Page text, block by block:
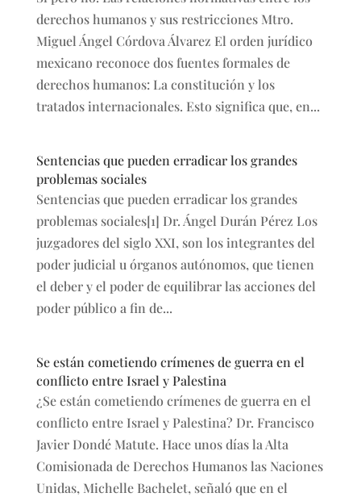
derechos humanos y sus restricciones Mtro.
Miguel Ángel Córdova Álvarez El orden jurídico
mexicano reconoce dos fuentes formales de
derechos humanos: La constitución y los
tratados internacionales. Esto significa que, en...
Sentencias que pueden erradicar los grandes
problemas sociales
Sentencias que pueden erradicar los grandes
problemas sociales[1] Dr. Ángel Durán Pérez Los
juzgadores del siglo XXI, son los integrantes del
poder judicial u órganos autónomos, que tienen
el deber y el poder de equilibrar las acciones del
poder público a fin de...
Se están cometiendo crímenes de guerra en el
conflicto entre Israel y Palestina
¿Se están cometiendo crímenes de guerra en el
conflicto entre Israel y Palestina? Dr. Francisco
Javier Dondé Matute. Hace unos días la Alta
Comisionada de Derechos Humanos las Naciones
Unidas, Michelle Bachelet, señaló que en el